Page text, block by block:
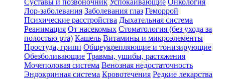
Суставы и позвоночник Успокаивающие Онкология
Лор-заболевания Заболевания глаз Геморрой
Психические расстройства Дыхательная система
Реанимация От насекомых Стоматология (без ухода за
полостью рта) Кашель Витамины и микроэлементы
Простуда, грипп Общеукрепляющие и тонизирующие
Обезболивающие Травмы, ушибы, растяжения
Мочеполовая система Венозная недостаточность
Эндокринная система Кровотечения Редкие лекарства